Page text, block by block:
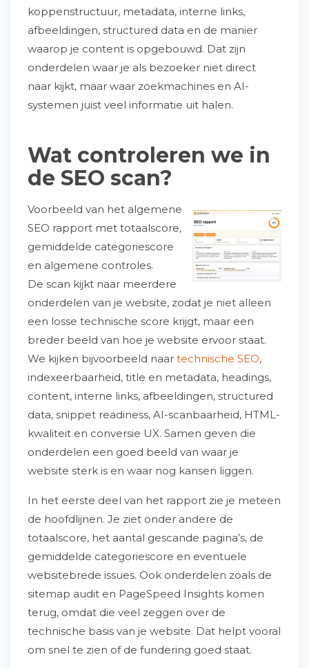
koppenstructuur, metadata, interne links,
afbeeldingen, structured data en de manier
waarop je content is opgebouwd. Dat zijn
onderdelen waar je als bezoeker niet direct
naar kijkt, maar waar zoekmachines en AI-
systemen juist veel informatie uit halen.
Wat controleren we in
de SEO scan?
Voorbeeld van het algemene
SEO rapport met totaalscore,
gemiddelde categoriescore
en algemene controles.
De scan kijkt naar meerdere
onderdelen van je website, zodat je niet alleen
een losse technische score krijgt, maar een
breder beeld van hoe je website ervoor staat.
We kijken bijvoorbeeld naar technische SEO,
indexeerbaarheid, title en metadata, headings,
content, interne links, afbeeldingen, structured
data, snippet readiness, AI-scanbaarheid, HTML-
kwaliteit en conversie UX. Samen geven die
onderdelen een goed beeld van waar je
website sterk is en waar nog kansen liggen.
In het eerste deel van het rapport zie je meteen
de hoofdlijnen. Je ziet onder andere de
totaalscore, het aantal gescande pagina’s, de
gemiddelde categoriescore en eventuele
websitebrede issues. Ook onderdelen zoals de
sitemap audit en PageSpeed Insights komen
terug, omdat die veel zeggen over de
technische basis van je website. Dat helpt vooral
om snel te zien of de fundering goed staat.